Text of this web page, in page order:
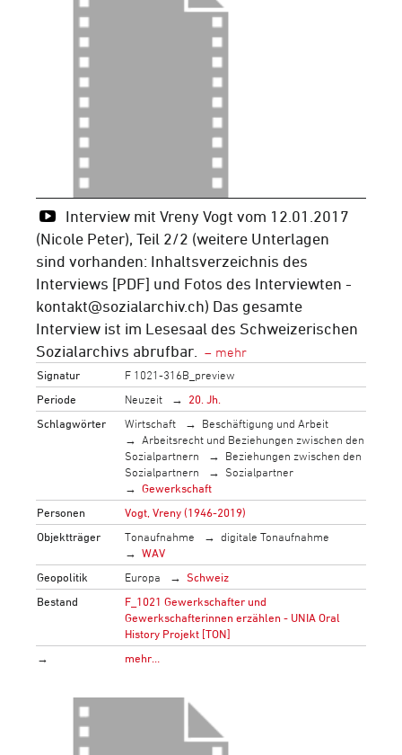
Interview mit Vreny Vogt vom 12.01.2017
(Nicole Peter), Teil 2/2 (weitere Unterlagen
sind vorhanden: Inhaltsverzeichnis des
Interviews [PDF] und Fotos des Interviewten -
kontakt@sozialarchiv.ch) Das gesamte
Interview ist im Lesesaal des Schweizerischen
Sozialarchivs abrufbar.
Signatur
F 1021-316B_preview
Periode
Neuzeit
20. Jh.
Schlagwörter
Wirtschaft
Beschäftigung und Arbeit
Arbeitsrecht und Beziehungen zwischen den
Sozialpartnern
Beziehungen zwischen den
Sozialpartnern
Sozialpartner
Gewerkschaft
Personen
Vogt, Vreny (1946-2019)
Objektträger
Tonaufnahme
digitale Tonaufnahme
WAV
Geopolitik
Europa
Schweiz
Bestand
F_1021 Gewerkschafter und
Gewerkschafterinnen erzählen - UNIA Oral
History Projekt [TON]
→
mehr…